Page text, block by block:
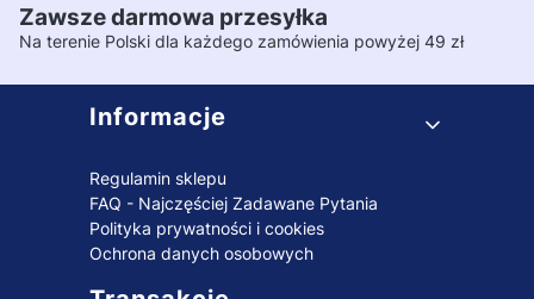
Zawsze darmowa przesyłka
Na terenie Polski dla każdego zamówienia powyżej 49 zł
Linki w stopce
Informacje
Regulamin sklepu
FAQ - Najczęściej Zadawane Pytania
Polityka prywatności i cookies
Ochrona danych osobowych